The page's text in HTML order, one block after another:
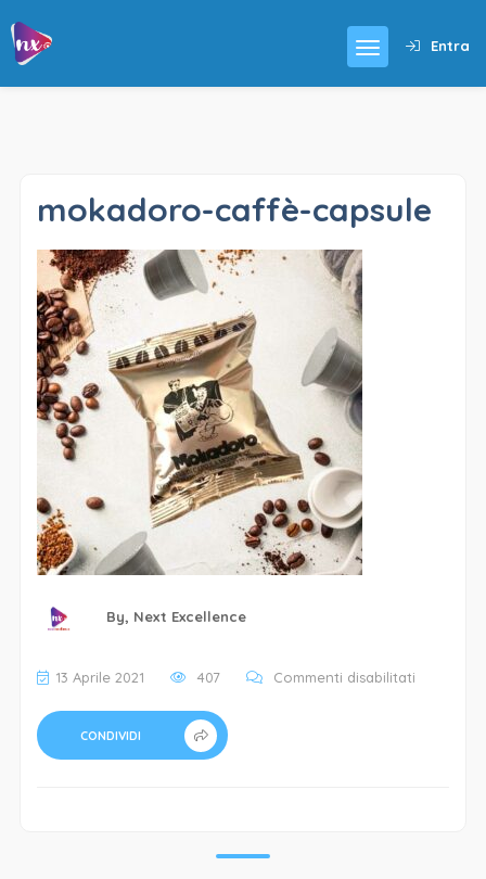
Entra
mokadoro-caffè-capsule
By, Next Excellence
13 Aprile 2021 407 Commenti disabilitatisu
CONDIVIDI